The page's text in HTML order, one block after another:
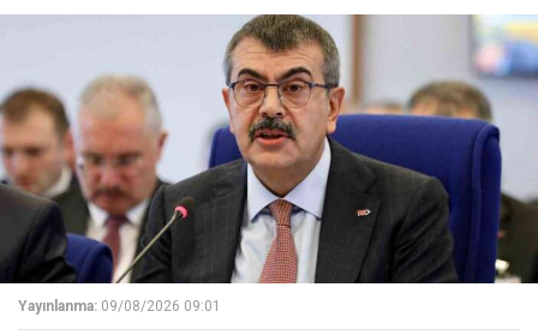
Yayınlanma: 09/08/2026 09:01